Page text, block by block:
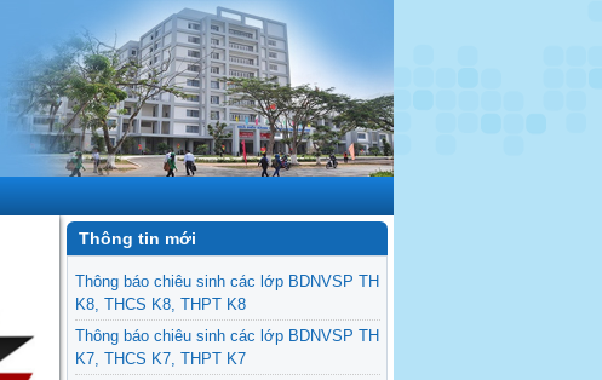
Thông tin mới
Thông báo chiêu sinh các lớp BDNVSP TH
K8, THCS K8, THPT K8
Thông báo chiêu sinh các lớp BDNVSP TH
K7, THCS K7, THPT K7